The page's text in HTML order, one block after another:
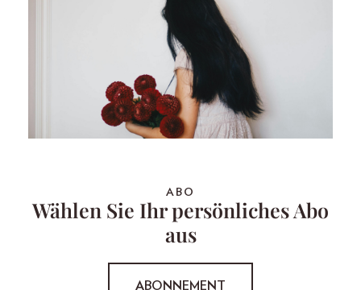
ABO
Wählen Sie Ihr persönliches Abo
aus
ABONNEMENT